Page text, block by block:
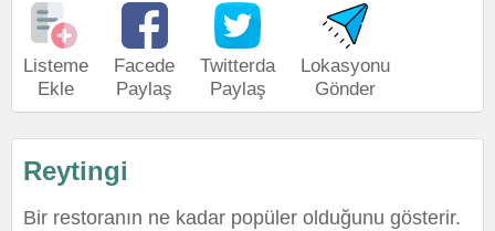
Listeme
Ekle
Facede
Paylaş
Twitterda
Paylaş
Lokasyonu
Gönder
Reytingi
Bir restoranın ne kadar popüler olduğunu gösterir.